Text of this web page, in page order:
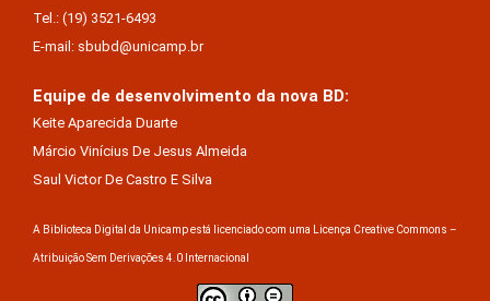
Tel.: (19) 3521-6493
E-mail: sbubd@unicamp.br
Equipe de desenvolvimento da nova BD:
Keite Aparecida Duarte
Márcio Vinícius De Jesus Almeida
Saul Victor De Castro E Silva
A Biblioteca Digital da Unicamp está licenciado com uma Licença Creative Commons –
Atribuição Sem Derivações 4.0 Internacional